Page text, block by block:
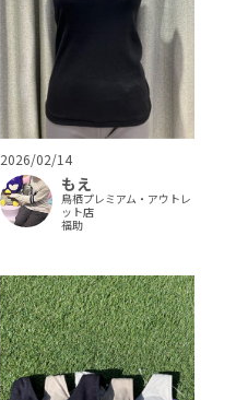
2026/02/14
もえ
鳥栖プレミアム・アウトレ
ット店
福助